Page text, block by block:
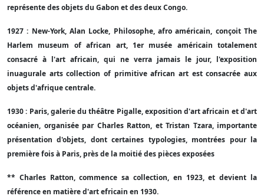
représente des objets du Gabon et des deux Congo.
1927 : New-York, Alan Locke, Philosophe, afro américain, conçoit The
Harlem museum of african art, 1er musée américain totalement
consacré à l'art africain, qui ne verra jamais le jour, l'exposition
inuagurale arts collection of primitive african art est consacrée aux
objets d'afrique centrale.
1930 : Paris, galerie du théâtre Pigalle, exposition d'art africain et d'art
océanien, organisée par Charles Ratton, et Tristan Tzara, importante
présentation d'objets, dont certaines typologies, montrées pour la
première fois à Paris, près de la moitié des pièces exposées
** Charles Ratton, commence sa collection, en 1923, et devient la
référence en matière d'art efricain en 1930.